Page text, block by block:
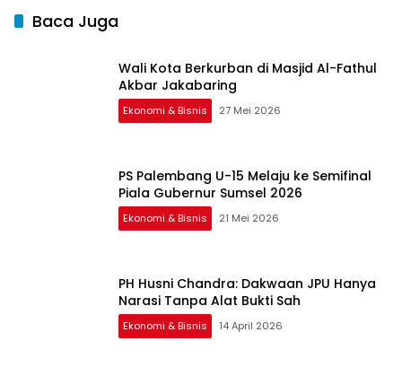
Baca Juga
Wali Kota Berkurban di Masjid Al-Fathul
Akbar Jakabaring
Ekonomi & Bisnis 27 Mei 2026
PS Palembang U-15 Melaju ke Semifinal
Piala Gubernur Sumsel 2026
Ekonomi & Bisnis 21 Mei 2026
PH Husni Chandra: Dakwaan JPU Hanya
Narasi Tanpa Alat Bukti Sah
Ekonomi & Bisnis 14 April 2026